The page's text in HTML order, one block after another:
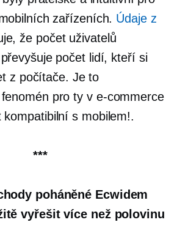
zařízeních. Údaje z
že počet uživatelů
počet lidí, kteří si
z počítače. Je to
pro ty v e-commerce
kompatibilní s mobilem!.
***
poháněné Ecwidem
vyřešit více než polovinu